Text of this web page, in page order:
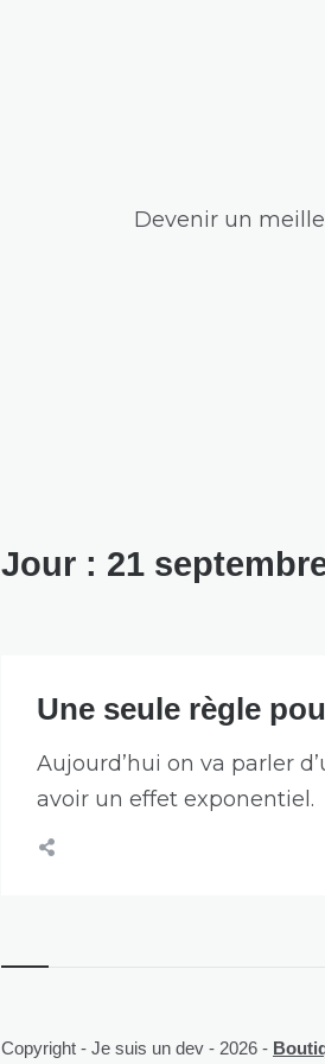
Devenir un
Jour : 21
Une seule règle
Aujourd’hui on va parler
avoir un effet exponentiel.
Copyright - Je suis un dev - 2026 -